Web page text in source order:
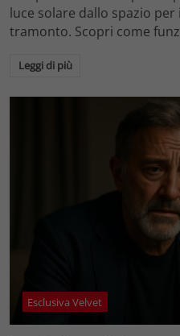
luce solare dallo spazio
tramonto. Scopri come
Leggi di più
Esclusiva Velvet